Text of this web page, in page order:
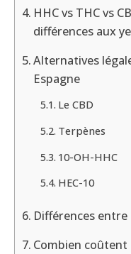
HHC vs THC vs
différences aux
Alternatives
Espagne
Le CBD
Terpènes
10-OH-HHC
HEC-10
Différences entre
Combien coûtent